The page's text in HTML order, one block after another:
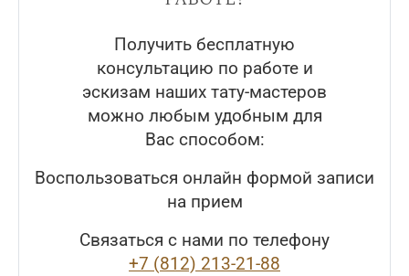
Получить бесплатную
консультацию по работе и
эскизам наших тату-мастеров
можно любым удобным для
Вас способом:
Воспользоваться онлайн формой записи
на прием
Связаться с нами по телефону
+7 (812) 213-21-88